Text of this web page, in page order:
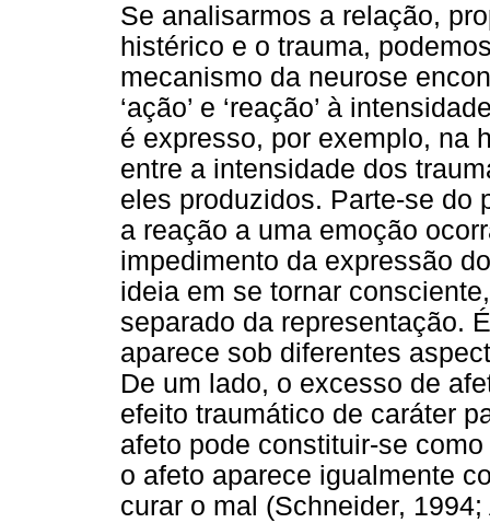
Se analisarmos a relação,
histérico e o trauma,
mecanismo da neurose
‘ação’ e ‘reação’ à
é expresso, por exemplo, na
entre a intensidade dos
eles produzidos. Parte-se do
a reação a uma emoção
impedimento da expressão
ideia em se tornar
separado da representação.
aparece sob diferentes
De um lado, o excesso de
efeito traumático de caráter
afeto pode constituir-se
o afeto aparece igualmente
curar o mal (Schneider,